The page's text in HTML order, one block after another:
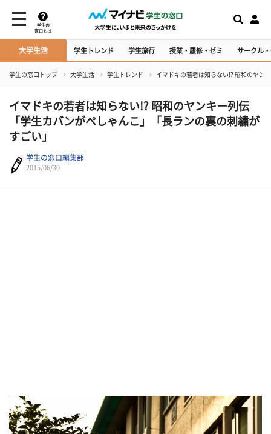
学生の
窓口とは
大学生活 学生トレンド 学生旅行 授業・履修・ゼミ サークル
学生の窓口トップ 大学生活 学生トレンド イマドキの若者は知らない!? 昭和のヤン
イマドキの若者は知らない!? 昭和のヤンキー列伝
「学生カバンがぺしゃんこ」「長ランの裏の刺繍が
すごい」
学生の窓口編集部
2015/06/30